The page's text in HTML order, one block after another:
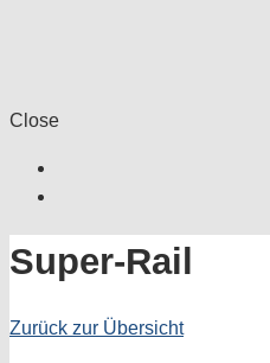
Close
Super-Rail
Zurück zur Übersicht